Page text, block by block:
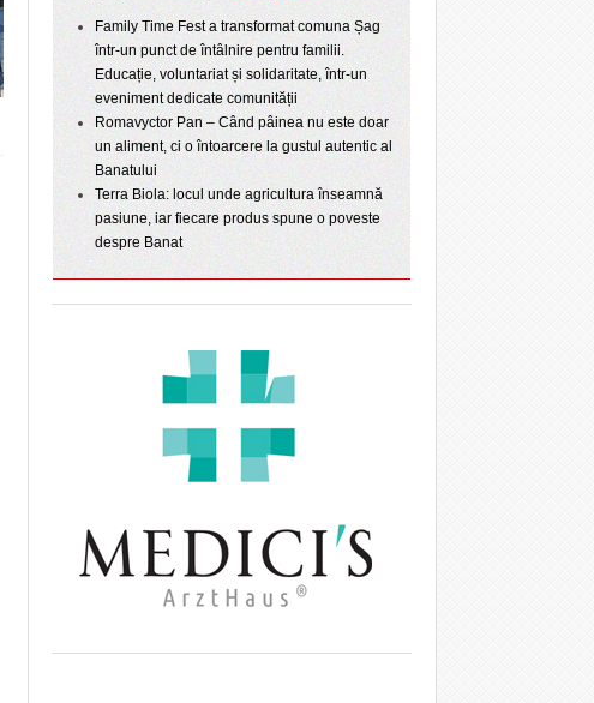
Family Time Fest a transformat comuna Șag
într-un punct de întâlnire pentru familii.
Educație, voluntariat și solidaritate, într-un
eveniment dedicate comunității
Romavyctor Pan – Când pâinea nu este doar
un aliment, ci o întoarcere la gustul autentic al
Banatului
Terra Biola: locul unde agricultura înseamnă
pasiune, iar fiecare produs spune o poveste
despre Banat